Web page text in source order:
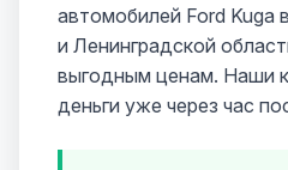
автомобилей Ford Kuga
и Ленинградской
выгодным ценам. Наши
деньги уже через час